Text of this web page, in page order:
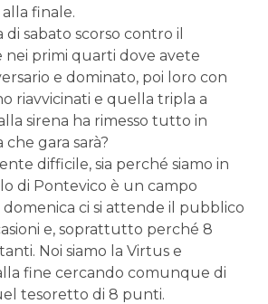
finale.
di sabato scorso contro il
nei primi quarti dove avete
e dominato, poi loro con
riavvicinati e quella tripla a
sirena ha rimesso tutto in
gara sarà?
difficile, sia perché siamo in
di Pontevico è un campo
ci si attende il pubblico
e, soprattutto perché 8
Noi siamo la Virtus e
fine cercando comunque di
tesoretto di 8 punti.